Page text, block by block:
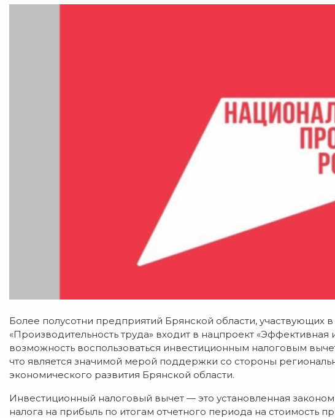
Более полусотни предприятий Брянской области, участвующих
«Производительность труда» входит в нацпроект «Эффективная
возможность воспользоваться инвестиционным налоговым
что является значимой мерой поддержки со стороны
экономического развития Брянской области.
Инвестиционный налоговый вычет — это установленная
налога на прибыль по итогам отчетного периода на стоимость